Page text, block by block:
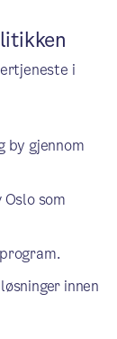
i
by gjennom
som
innen